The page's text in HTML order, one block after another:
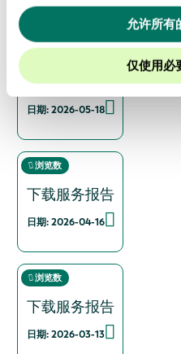
允许所有
仅使用必
下载服务报告
日期: 2026-05-18
浏览数
下载服务报告
日期: 2026-04-16
浏览数
下载服务报告
日期: 2026-03-13